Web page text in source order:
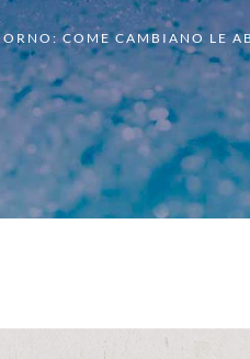
COME CAMBIANO LE